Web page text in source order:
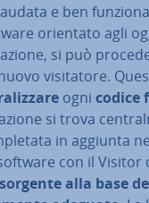
e ben
orientato agli
si può
vi­si­ta­to­re.
ogni codice
si trova
in aggiunta
con il Visitor
alla base